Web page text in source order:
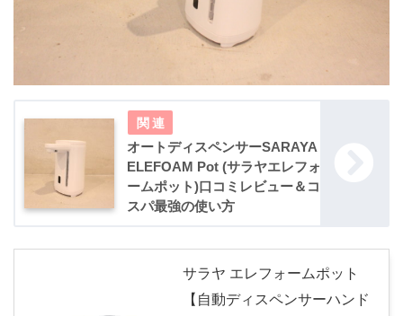
オートディスペンサーSARAYA
ELEFOAM Pot (サラヤエレフォ
ームポット)口コミレビュー＆コ
スパ最強の使い方
サラヤ エレフォームポット
【自動ディスペンサーハンド